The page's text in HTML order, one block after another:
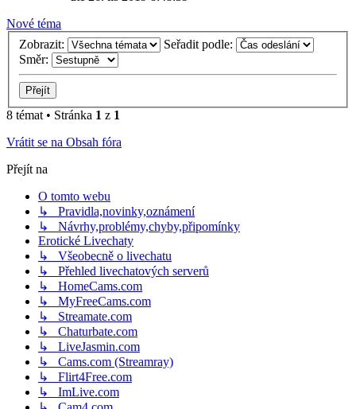
Nové téma
Zobrazit:
Seřadit podle:
Směr:
8 témat • Stránka 1 z 1
Vrátit se na Obsah fóra
Přejít na
O tomto webu
↳ Pravidla,novinky,oznámení
↳ Návrhy,problémy,chyby,připomínky
Erotické Livechaty
↳ Všeobecně o livechatu
↳ Přehled livechatových serverů
↳ HomeCams.com
↳ MyFreeCams.com
↳ Streamate.com
↳ Chaturbate.com
↳ LiveJasmin.com
↳ Cams.com (Streamray)
↳ Flirt4Free.com
↳ ImLive.com